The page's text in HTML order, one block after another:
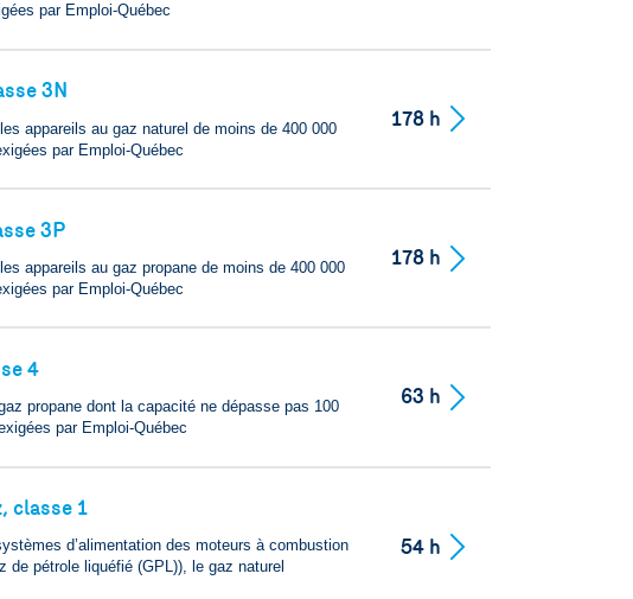
par Emploi-Québec
3N
appareils au gaz naturel de moins de 400 000
par Emploi-Québec
178 h
3P
appareils au gaz propane de moins de 400 000
par Emploi-Québec
178 h
4
propane dont la capacité ne dépasse pas 100
par Emploi-Québec
63 h
classe 1
d’alimentation des moteurs à combustion
pétrole liquéfié (GPL)), le gaz naturel
54 h